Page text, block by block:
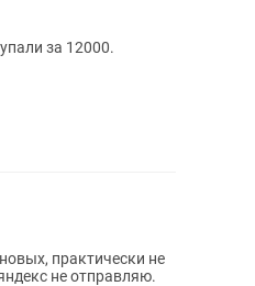
за 12000.
практически не
не отправляю.